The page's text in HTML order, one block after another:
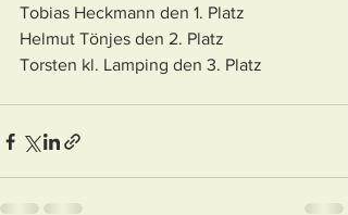
Tobias Heckmann den 1. Platz
Helmut Tönjes den 2. Platz
Torsten kl. Lamping den 3. Platz